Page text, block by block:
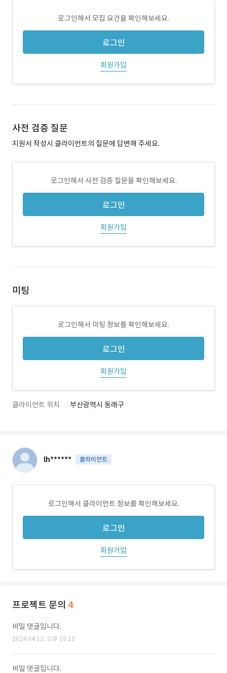
로그인해서 모집 요건을 확인해보세요.
로그인
회원가입
사전 검증 질문
지원서 작성시 클라이언트의 질문에 답변해 주세요.
로그인해서 사전 검증 질문을 확인해보세요.
로그인
회원가입
미팅
로그인해서 미팅 정보를 확인해보세요.
로그인
회원가입
클라이언트 위치 부산광역시 동래구
lh****** 클라이언트
로그인해서 클라이언트 정보를 확인해보세요.
로그인
회원가입
프로젝트 문의 4
비밀 댓글입니다.
2024.04.12. 오후 19:15
비밀 댓글입니다.